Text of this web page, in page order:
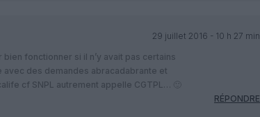
29 juillet 2016 - 10 h 27 min
fonctionner si il n’y avait pas certains
avec des demandes abracadabrante et
cf SNPL autrement appelle CGTPL… 🙂
RÉPONDRE